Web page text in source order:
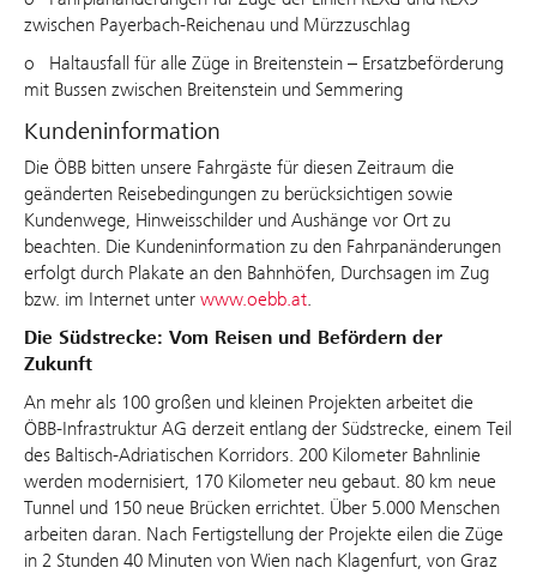
zwischen Payerbach-Reichenau und Mürzzuschlag
o Haltausfall für alle Züge in Breitenstein – Ersatzbeförderung
mit Bussen zwischen Breitenstein und Semmering
Kundeninformation
Die ÖBB bitten unsere Fahrgäste für diesen Zeitraum die
geänderten Reisebedingungen zu berücksichtigen sowie
Kundenwege, Hinweisschilder und Aushänge vor Ort zu
beachten. Die Kundeninformation zu den Fahrpanänderungen
erfolgt durch Plakate an den Bahnhöfen, Durchsagen im Zug
bzw. im Internet unter www.oebb.at.
Die Südstrecke: Vom Reisen und Befördern der
Zukunft
An mehr als 100 großen und kleinen Projekten arbeitet die
ÖBB-Infrastruktur AG derzeit entlang der Südstrecke, einem Teil
des Baltisch-Adriatischen Korridors. 200 Kilometer Bahnlinie
werden modernisiert, 170 Kilometer neu gebaut. 80 km neue
Tunnel und 150 neue Brücken errichtet. Über 5.000 Menschen
arbeiten daran. Nach Fertigstellung der Projekte eilen die Züge
in 2 Stunden 40 Minuten von Wien nach Klagenfurt, von Graz